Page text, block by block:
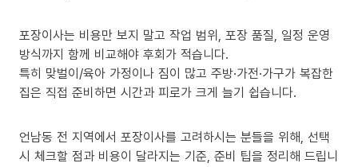
포장이사는 비용만 보지 말고 작업 범위, 포장 품질, 일정 운영
방식까지 함께 비교해야 후회가 적습니다.
특히 맞벌이/육아 가정이나 짐이 많고 주방·가전·가구가 복잡한
집은 직접 준비하면 시간과 피로가 크게 늘기 쉽습니다.
언남동 전 지역에서 포장이사를 고려하시는 분들을 위해, 선택
시 체크할 점과 비용이 달라지는 기준, 준비 팁을 정리해 드립니